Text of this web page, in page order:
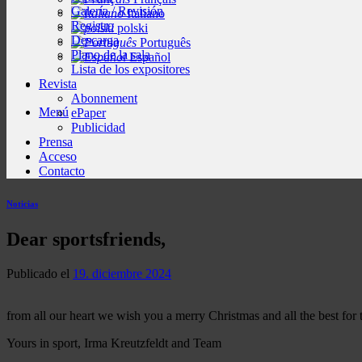
Italiano
polski
Português
Español
Menú
Galería / Revisión
Registro
Descarga
Plano de la sala
Lista de los expositores
Revista
Abonnement
ePaper
Publicidad
Prensa
Acceso
Contacto
Noticias
Dear sportsfriends,
Publicado el 19. diciembre 2024
from all our heart we wish you a merry Christmas and all the best for
Yours in sport, Irma Kreutzfeldt and Team